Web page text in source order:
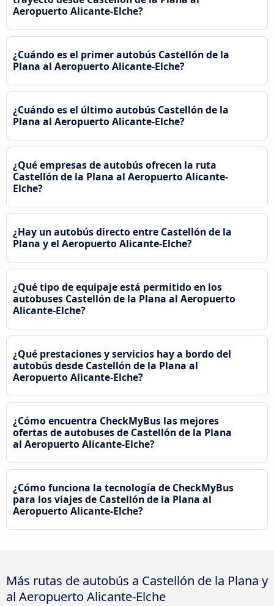
Aeropuerto Alicante-Elche?
¿Cuándo es el primer autobús Castellón de la
Plana al Aeropuerto Alicante-Elche?
¿Cuándo es el último autobús Castellón de la
Plana al Aeropuerto Alicante-Elche?
¿Qué empresas de autobús ofrecen la ruta
Castellón de la Plana al Aeropuerto Alicante-
Elche?
¿Hay un autobús directo entre Castellón de la
Plana y el Aeropuerto Alicante-Elche?
¿Qué tipo de equipaje está permitido en los
autobuses Castellón de la Plana al Aeropuerto
Alicante-Elche?
¿Qué prestaciones y servicios hay a bordo del
autobús desde Castellón de la Plana al
Aeropuerto Alicante-Elche?
¿Cómo encuentra CheckMyBus las mejores
ofertas de autobuses de Castellón de la Plana
al Aeropuerto Alicante-Elche?
¿Cómo funciona la tecnología de CheckMyBus
para los viajes de Castellón de la Plana al
Aeropuerto Alicante-Elche?
Más rutas de autobús a Castellón de la Plana y
al Aeropuerto Alicante-Elche